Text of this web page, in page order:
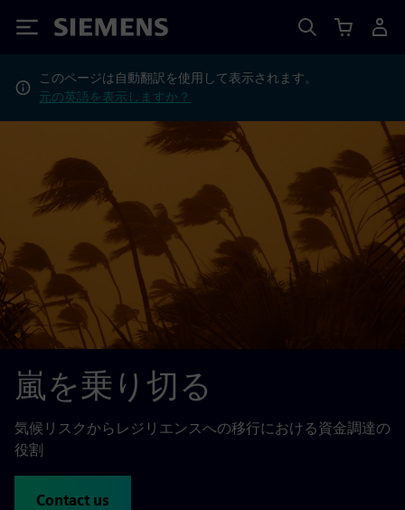
Siemens
このページは自動翻訳を使用して表示されます。
元の英語を表示しますか？
嵐を乗り切る
気候リスクからレジリエンスへの移行における資金調達の
役割
Contact us